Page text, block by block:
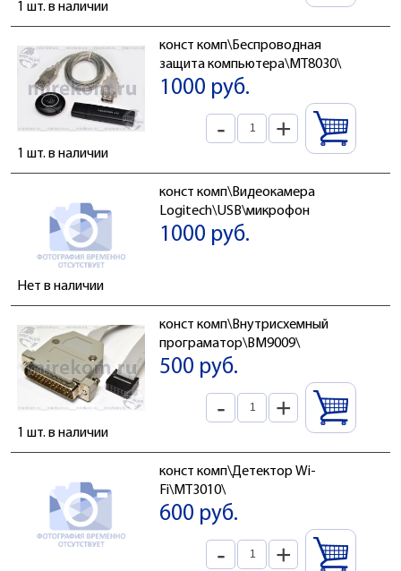
1 шт. в наличии
конст комп\Беспроводная
защита компьютера\MT8030\
1000 руб.
- +
1 шт. в наличии
конст комп\Видеокамера
Logitech\USB\микрофон
1000 руб.
Нет в наличии
конст комп\Внутрисхемный
програматор\BM9009\
500 руб.
- +
1 шт. в наличии
конст комп\Детектор Wi-
Fi\MT3010\
600 руб.
- +